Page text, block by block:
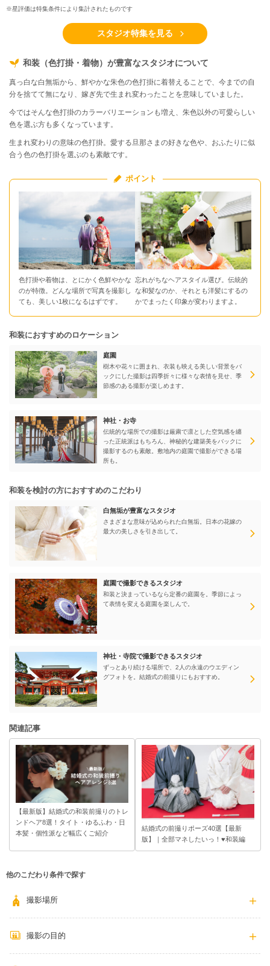
※星評価は特集条件により集計されたものです
スタジオ特集を見る
和装（色打掛・着物）が豊富なスタジオについて
真っ白な白無垢から、鮮やかな朱色の色打掛に着替えることで、今までの自
分を捨てて無になり、嫁ぎ先で生まれ変わったことを意味していました。
今ではそんな色打掛のカラーバリエーションも増え、朱色以外の可愛らしい
色を選ぶ方も多くなっています。
生まれ変わりの意味の色打掛。愛する旦那さまの好きな色や、おふたりに似
合う色の色打掛を選ぶのも素敵です。
ポイント
色打掛や着物は、とにかく色鮮やかな
のが特徴。どんな場所で写真を撮影し
ても、美しい1枚になるはずです。
忘れがちなヘアスタイル選び。伝統的
な和髪なのか、それとも洋髪にするの
かでまったく印象が変わりますよ。
和装におすすめのロケーション
庭園
樹木や花々に囲まれ、衣装も映える美しい背景をバ
ックにした撮影は四季折々に様々な表情を見せ、季
節感のある撮影が楽しめます。
神社・お寺
伝統的な場所での撮影は厳粛で凛とした空気感を纏
った正統派はもちろん、神秘的な建築美をバックに
撮影するのも素敵。敷地内の庭園で撮影ができる場
所も。
和装を検討の方におすすめのこだわり
白無垢が豊富なスタジオ
さまざまな意味が込められた白無垢。日本の花嫁の
最大の美しさを引き出して。
庭園で撮影できるスタジオ
和装と決まっているなら定番の庭園を。季節によっ
て表情を変える庭園を楽しんで。
神社・寺院で撮影できるスタジオ
ずっとあり続ける場所で、2人の永遠のウエディン
グフォトを。結婚式の前撮りにもおすすめ。
関連記事
【最新版】結婚式の和装前撮りのトレ
ンドヘア8選！タイト・ゆるふわ・日
本髪・個性派など幅広くご紹介
結婚式の前撮りポーズ40選【最新
版】｜全部マネしたいっ！♥和装編
他のこだわり条件で探す
撮影場所
撮影の目的